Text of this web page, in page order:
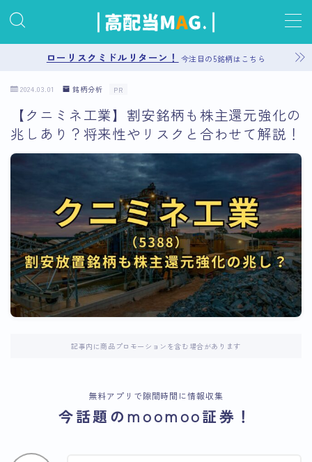
お問い合わせ
プライバシーポリシー
サイトマップ
ローリスクミドルリターン！ 今注目の5銘柄はこちら
2024.03.01 銘柄分析 PR
【クニミネ工業】割安銘柄も株主還元強化の
兆しあり？将来性やリスクと合わせて解説！
記事内に商品プロモーションを含む場合があります
無料アプリで隙間時間に情報収集
今話題のmoomoo証券！